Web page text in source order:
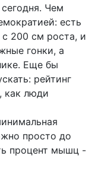
Чем
есть
200 см роста, и
гонки, а
Еще бы
рейтинг
как люди
просто до
процент мышц -